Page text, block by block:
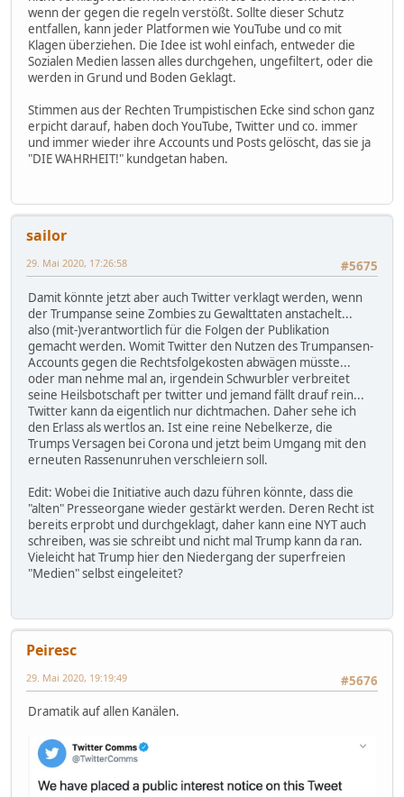
wenn der gegen die regeln verstößt. Sollte dieser Schutz
entfallen, kann jeder Platformen wie YouTube und co mit
Klagen überziehen. Die Idee ist wohl einfach, entweder die
Sozialen Medien lassen alles durchgehen, ungefiltert, oder die
werden in Grund und Boden Geklagt.
Stimmen aus der Rechten Trumpistischen Ecke sind schon ganz
erpicht darauf, haben doch YouTube, Twitter und co. immer
und immer wieder ihre Accounts und Posts gelöscht, das sie ja
"DIE WAHRHEIT!" kundgetan haben.
sailor
#5675
29. Mai 2020, 17:26:58
Damit könnte jetzt aber auch Twitter verklagt werden, wenn
der Trumpanse seine Zombies zu Gewalttaten anstachelt...
also (mit-)verantwortlich für die Folgen der Publikation
gemacht werden. Womit Twitter den Nutzen des Trumpansen-
Accounts gegen die Rechtsfolgekosten abwägen müsste...
oder man nehme mal an, irgendein Schwurbler verbreitet
seine Heilsbotschaft per twitter und jemand fällt drauf rein...
Twitter kann da eigentlich nur dichtmachen. Daher sehe ich
den Erlass als wertlos an. Ist eine reine Nebelkerze, die
Trumps Versagen bei Corona und jetzt beim Umgang mit den
erneuten Rassenunruhen verschleiern soll.
Edit: Wobei die Initiative auch dazu führen könnte, dass die
"alten" Presseorgane wieder gestärkt werden. Deren Recht ist
bereits erprobt und durchgeklagt, daher kann eine NYT auch
schreiben, was sie schreibt und nicht mal Trump kann da ran.
Vieleicht hat Trump hier den Niedergang der superfreien
"Medien" selbst eingeleitet?
Peiresc
#5676
29. Mai 2020, 19:19:49
Dramatik auf allen Kanälen.